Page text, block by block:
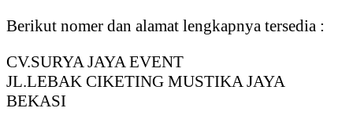
Berikut nomer dan alamat lengkapnya tersedia :
CV.SURYA JAYA EVENT
JL.LEBAK CIKETING MUSTIKA JAYA
BEKASI